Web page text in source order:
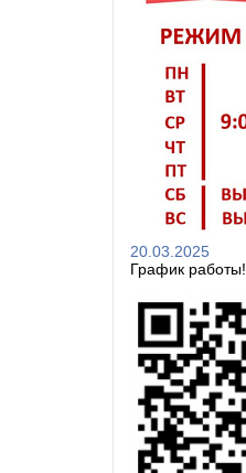
20.03.2025
График работы!